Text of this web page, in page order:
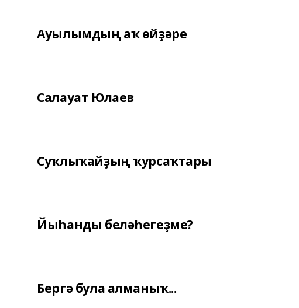
Ауылымдың аҡ өйҙәре
Салауат Юлаев
Суҡлыҡайҙың ҡурсаҡтары
Йыһанды беләһегеҙме?
Бергә була алманыҡ...